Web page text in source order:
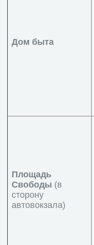
Дом быта
Площадь
Свободы (в
сторону
автовокзала)